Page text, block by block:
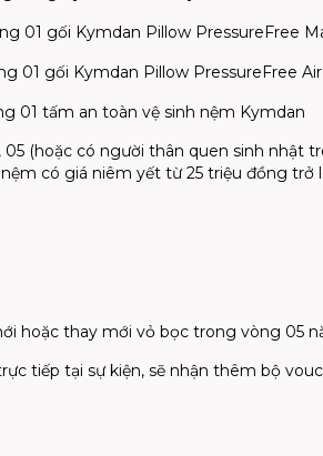
01 gối Kymdan Pillow PressureFree
01 gối Kymdan Pillow PressureFree
01 tấm an toàn vệ sinh nệm Kymdan
(hoặc có người thân quen sinh nhật
có giá niêm yết từ 25 triệu đồng trở
hoặc thay mới vỏ bọc trong vòng 05
tiếp tại sự kiện, sẽ nhận thêm bộ